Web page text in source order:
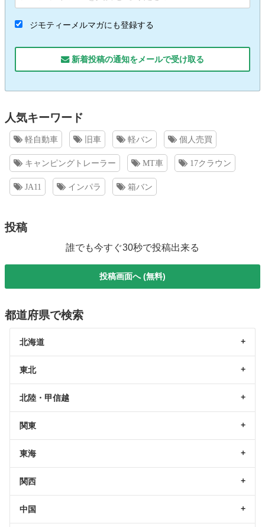
ジモティーメルマガにも登録する
新着投稿の通知をメールで受け取る
人気キーワード
軽自動車 旧車 軽バン 個人売買
キャンピングトレーラー MT車 17クラウン
JA11 インパラ 箱バン
投稿
誰でも今すぐ30秒で投稿出来る
投稿画面へ (無料)
都道府県で検索
北海道
東北
北陸・甲信越
関東
東海
関西
中国